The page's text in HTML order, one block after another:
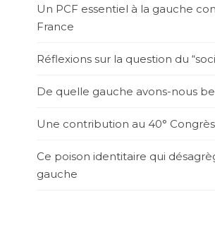
Un PCF essentiel à la gauche
France
Réflexions sur la question du
De quelle gauche avons-nous
Une contribution au 40°
Ce poison identitaire qui
gauche